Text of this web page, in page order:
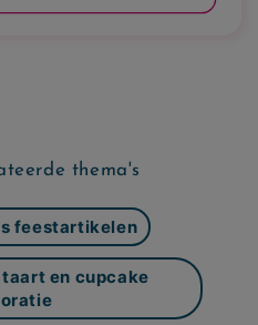
thema's
feestartikelen
en cupcake